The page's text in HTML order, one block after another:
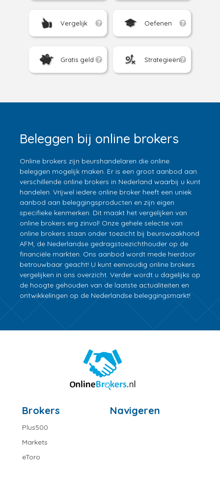
Vergelijk Oefenen
Gratis geld Strategieën
Beleggen bij online brokers
Online brokers zijn beurshandelaren die online
beleggen mogelijk maken. Er is een groot aanbod aan
verschillende online brokers in Nederland waarbij u kunt
handelen. Vrijwel iedere online broker heeft een uniek
aanbod aan beleggingsproducten en zijn eigen
specifieke kenmerken. Dit maakt het vergelijken van
online brokers erg zinvol! Onze gehele selectie van
online brokers staan onder toezicht bij beurswaakhond
AFM, de Nederlandse gedragstoezichthouder op de
financiële markten. Ons aanbod wordt mede hierdoor
betrouwbaar geacht! U kunt eenvoudig online brokers
vergelijken in ons overzicht. Verder wordt u dagelijks op
de hoogte gehouden van de laatste actualiteiten en
ontwikkelingen op de Nederlandse beleggingsmarkt!
Brokers
Plus500
Markets
eToro
Navigeren